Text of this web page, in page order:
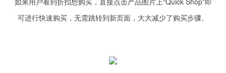
可进行快速购买，无需跳转到新页面，大大减少了购买步骤。